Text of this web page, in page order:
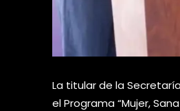
La titular de la
el Programa “Mujer,